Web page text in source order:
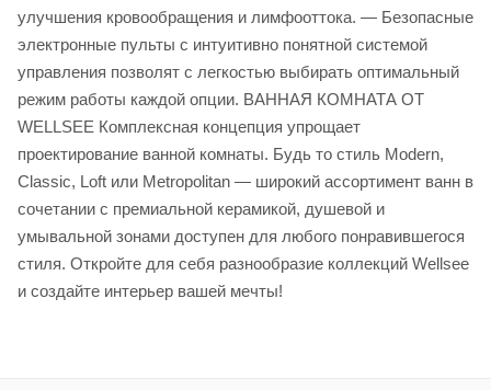
улучшения кровообращения и лимфооттока. — Безопасные
электронные пульты с интуитивно понятной системой
управления позволят с легкостью выбирать оптимальный
режим работы каждой опции. ВАННАЯ КОМНАТА ОТ
WELLSEE Комплексная концепция упрощает
проектирование ванной комнаты. Будь то стиль Modern,
Classic, Loft или Metropolitan — широкий ассортимент ванн в
сочетании с премиальной керамикой, душевой и
умывальной зонами доступен для любого понравившегося
стиля. Откройте для себя разнообразие коллекций Wellsee
и создайте интерьер вашей мечты!